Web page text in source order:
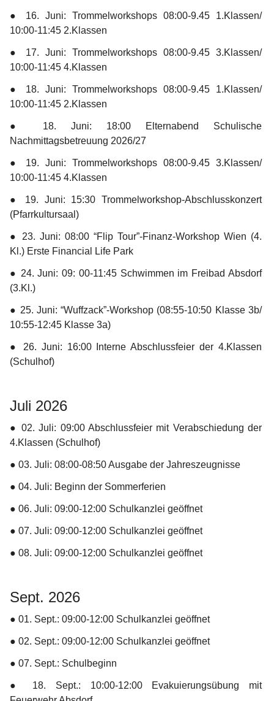
● 16. Juni: Trommelworkshops 08:00-9.45 1.Klassen/
10:00-11:45 2.Klassen
● 17. Juni: Trommelworkshops 08:00-9.45 3.Klassen/
10:00-11:45 4.Klassen
● 18. Juni: Trommelworkshops 08:00-9.45 1.Klassen/
10:00-11:45 2.Klassen
● 18. Juni: 18:00 Elternabend Schulische
Nachmittagsbetreuung 2026/27
● 19. Juni: Trommelworkshops 08:00-9.45 3.Klassen/
10:00-11:45 4.Klassen
● 19. Juni: 15:30 Trommelworkshop-Abschlusskonzert
(Pfarrkultursaal)
● 23. Juni: 08:00 “Flip Tour”-Finanz-Workshop Wien (4.
Kl.) Erste Financial Life Park
● 24. Juni: 09: 00-11:45 Schwimmen im Freibad Absdorf
(3.Kl.)
● 25. Juni: “Wuffzack”-Workshop (08:55-10:50 Klasse 3b/
10:55-12:45 Klasse 3a)
● 26. Juni: 16:00 Interne Abschlussfeier der 4.Klassen
(Schulhof)
Juli 2026
● 02. Juli: 09:00 Abschlussfeier mit Verabschiedung der
4.Klassen (Schulhof)
● 03. Juli: 08:00-08:50 Ausgabe der Jahreszeugnisse
● 04. Juli: Beginn der Sommerferien
● 06. Juli: 09:00-12:00 Schulkanzlei geöffnet
● 07. Juli: 09:00-12:00 Schulkanzlei geöffnet
● 08. Juli: 09:00-12:00 Schulkanzlei geöffnet
Sept. 2026
● 01. Sept.: 09:00-12:00 Schulkanzlei geöffnet
● 02. Sept.: 09:00-12:00 Schulkanzlei geöffnet
● 07. Sept.: Schulbeginn
● 18. Sept.: 10:00-12:00 Evakuierungsübung mit